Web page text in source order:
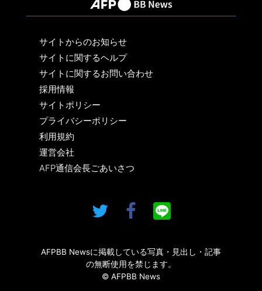
サイトからのお知らせ
サイトに関するヘルプ
サイトに関するお問い合わせ
採用情報
サイトポリシー
プライバシーポリシー
利用規約
運営会社
AFP通信会長ごあいさつ
AFPBB Newsに掲載している写真・見出し・記事
の無断使用を禁じます。
© AFPBB News